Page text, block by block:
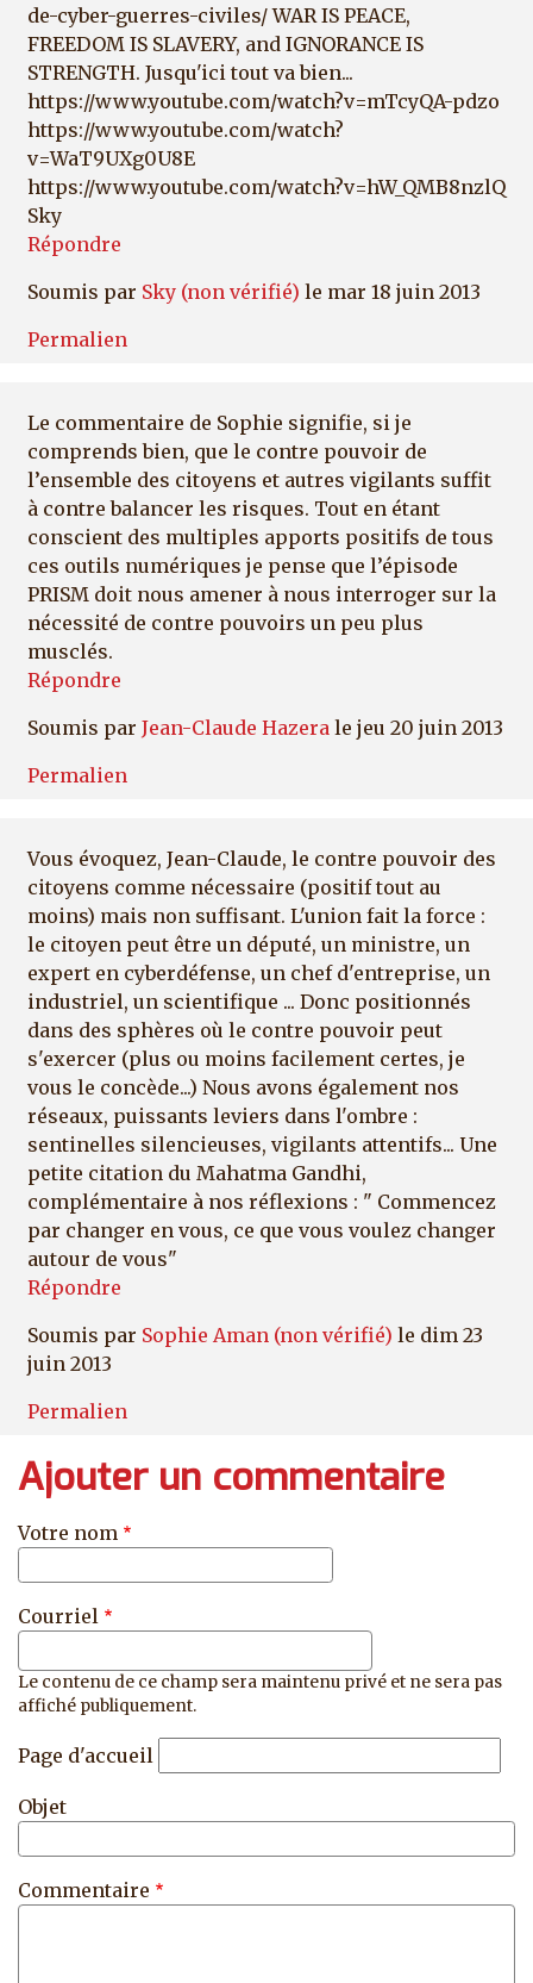
de-cyber-guerres-civiles/ WAR IS PEACE,
FREEDOM IS SLAVERY, and IGNORANCE IS
STRENGTH. Jusqu'ici tout va bien...
https://www.youtube.com/watch?v=mTcyQA-pdzo
https://www.youtube.com/watch?
v=WaT9UXg0U8E
https://www.youtube.com/watch?v=hW_QMB8nzlQ
Sky
Répondre
Soumis par Sky (non vérifié) le mar 18 juin 2013
Permalien
Le commentaire de Sophie signifie, si je
comprends bien, que le contre pouvoir de
l’ensemble des citoyens et autres vigilants suffit
à contre balancer les risques. Tout en étant
conscient des multiples apports positifs de tous
ces outils numériques je pense que l’épisode
PRISM doit nous amener à nous interroger sur la
nécessité de contre pouvoirs un peu plus
musclés.
Répondre
Soumis par Jean-Claude Hazera le jeu 20 juin 2013
Permalien
Vous évoquez, Jean-Claude, le contre pouvoir des
citoyens comme nécessaire (positif tout au
moins) mais non suffisant. L'union fait la force :
le citoyen peut être un député, un ministre, un
expert en cyberdéfense, un chef d'entreprise, un
industriel, un scientifique ... Donc positionnés
dans des sphères où le contre pouvoir peut
s'exercer (plus ou moins facilement certes, je
vous le concède...) Nous avons également nos
réseaux, puissants leviers dans l'ombre :
sentinelles silencieuses, vigilants attentifs... Une
petite citation du Mahatma Gandhi,
complémentaire à nos réflexions : " Commencez
par changer en vous, ce que vous voulez changer
autour de vous"
Répondre
Soumis par Sophie Aman (non vérifié) le dim 23
juin 2013
Permalien
Ajouter un commentaire
Votre nom
Courriel
Le contenu de ce champ sera maintenu privé et ne sera pas
affiché publiquement.
Page d'accueil
Objet
Commentaire